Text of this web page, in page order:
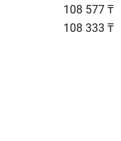
108 577 ₸
108 333 ₸